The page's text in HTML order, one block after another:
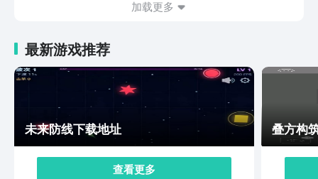
得资源和货币，帮助玩家在游戏里完成修炼。修仙时代手
必须要多去获得灵气，接着根据时间的推移，通过消耗灵
气，提升能力，让角色可以顺利完成修炼冒险。
加载更多
最新游戏推荐
未来防线下载地址
查看更多
叠方构